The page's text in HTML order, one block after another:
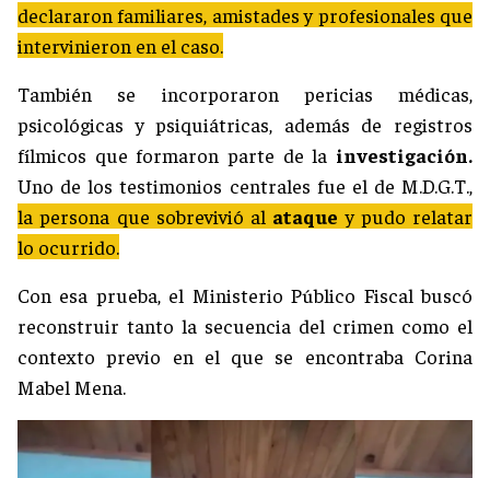
declararon familiares, amistades y profesionales que
intervinieron en el caso.
También se incorporaron pericias médicas,
psicológicas y psiquiátricas, además de registros
fílmicos que formaron parte de la investigación.
Uno de los testimonios centrales fue el de M.D.G.T.,
la persona que sobrevivió al ataque y pudo relatar
lo ocurrido.
Con esa prueba, el Ministerio Público Fiscal buscó
reconstruir tanto la secuencia del crimen como el
contexto previo en el que se encontraba Corina
Mabel Mena.